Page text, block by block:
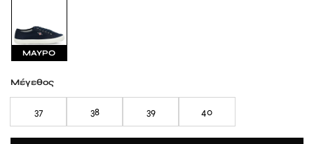
ΜΑΥΡΟ
Μέγεθος
37 38 39 40